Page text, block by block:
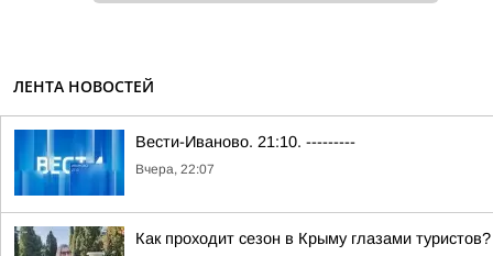
ЛЕНТА НОВОСТЕЙ
Вести-Иваново. 21:10. ---------
Вчера, 22:07
Как проходит сезон в Крыму глазами туристов?